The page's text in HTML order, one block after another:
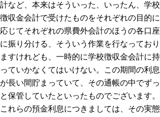
計など、本来はそういった、いったん、学校
徴収金会計で受けたものをそれぞれの目的に
応じてそれぞれの県費外会計のほうの各口座
に振り分ける、そういう作業を行なっており
ますけれども、一時的に学校徴収金会計に持
っていかなくてはいけない。この期間の利息
が長い間貯まっていて、その通帳の中でずっ
と保管していたといったものでございます。
これらの預金利息につきましては、その実態